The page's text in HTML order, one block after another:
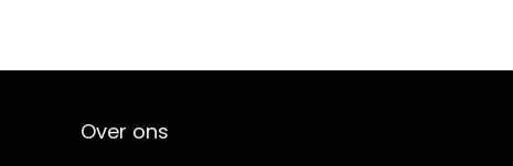
Over ons